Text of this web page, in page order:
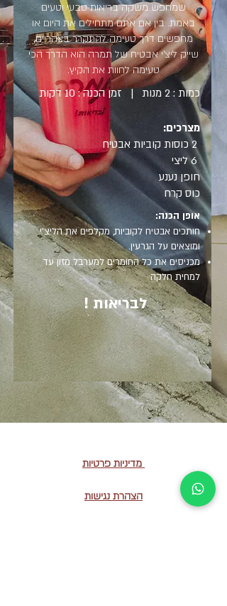
שמחפש משקה בריאות טבעי וטעים
באמת. בין אם אתם מתחילים את היום או
מחפשים דרך טעימה להתקרר בצהריים,
שייק ליצ’י אבטיח של תמרה הוא הדרך הכי
טעימה לחוות את הקיץ.
כמות : 2 מנות | זמן הכנה : 10 דקות
מצרכים:
6 ליצי
חופן נענע
כוס קרח
אופן הכנה:
חותכים אבטיח לקוביות, מקלפים את הליצ'י
ומוצאים על הגרעין.
מכניסים את כל החומרים למערבל מזון עד
למחית חלקה
לבריאות !
הצהרת נגישות